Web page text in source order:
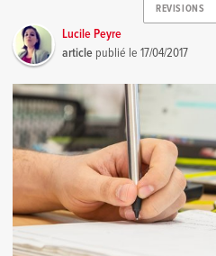
REVISIONS
Lucile Peyre
article publié le17/04/2017